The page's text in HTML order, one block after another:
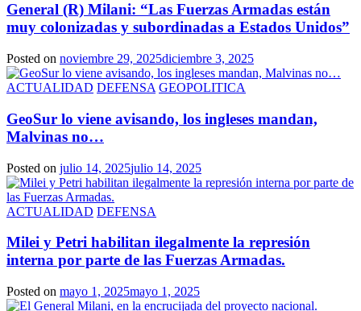
General (R) Milani: “Las Fuerzas Armadas están
muy colonizadas y subordinadas a Estados Unidos”
Posted on noviembre 29, 2025diciembre 3, 2025
ACTUALIDAD DEFENSA GEOPOLITICA
GeoSur lo viene avisando, los ingleses mandan,
Malvinas no…
Posted on julio 14, 2025julio 14, 2025
ACTUALIDAD DEFENSA
Milei y Petri habilitan ilegalmente la represión
interna por parte de las Fuerzas Armadas.
Posted on mayo 1, 2025mayo 1, 2025